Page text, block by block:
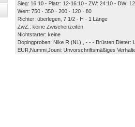
Sieg: 16:10 - Platz: 12-16:10 - ZW: 24:10 - DW:
Wert: 750 · 350 · 200 · 120 · 80
Richter: überlegen, 7 1/2 - H - 1 Länge
ZwZ.: keine Zwischenzeiten
Nichtstarter: keine
Dopingproben: Nike R (NL) , - - - Brüsten,Dieter:
EUR,Nummi,Jouni: Unvorschriftsmäßiges